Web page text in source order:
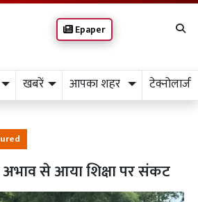
Epaper
खबरें आपका शहर टेक्नोलाजी
से आया शिक्षा पर संकट